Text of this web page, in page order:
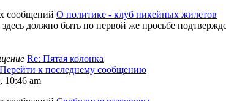
О политике - клуб пикейных жилетов
должно быть по первой же просьбе
Re: Пятая колонка
Перейти к последнему сообщению
10:46 am